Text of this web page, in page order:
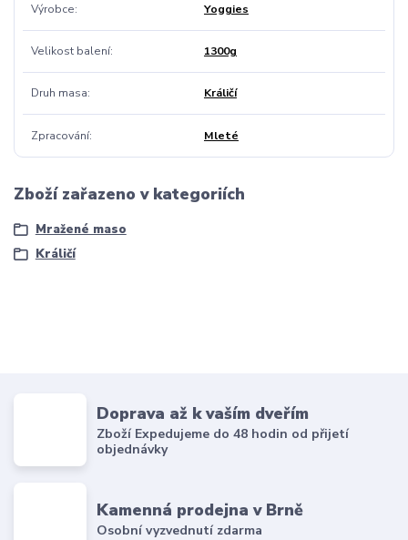
Výrobce Yoggies
Velikost balení 1300g
Druh masa Králičí
Zpracování Mleté
Zboží zařazeno v kategoriích
Mražené maso
Králičí
Doprava až k vaším dveřím
Zboží Expedujeme do 48 hodin od přijetí
objednávky
Kamenná prodejna v Brně
Osobní vyzvednutí zdarma